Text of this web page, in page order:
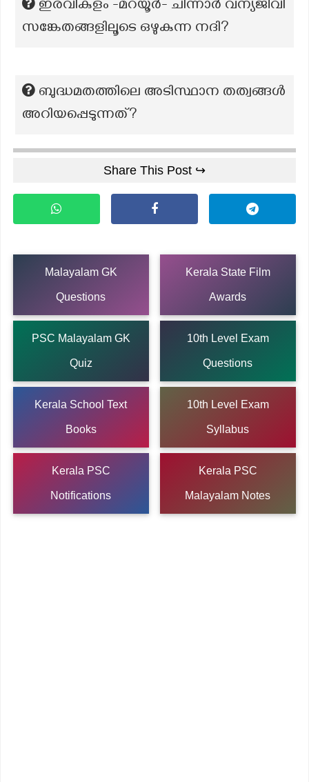
ഇരവികുളം -മറയൂർ- ചിന്നാർ വന്യജീവി
സങ്കേതങ്ങളിലൂടെ ഒഴുകുന്ന നദി?
ബുദ്ധമതത്തിലെ അടിസ്ഥാന തത്വങ്ങൾ
അറിയപ്പെടുന്നത്?
Share This Post ↪
Malayalam GK
Questions
Kerala State Film
Awards
PSC Malayalam GK
Quiz
10th Level Exam
Questions
Kerala School Text
Books
10th Level Exam
Syllabus
Kerala PSC
Notifications
Kerala PSC
Malayalam Notes